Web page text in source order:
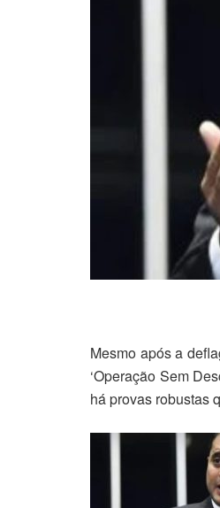
Mesmo após a
‘Operação Sem
há provas robustas